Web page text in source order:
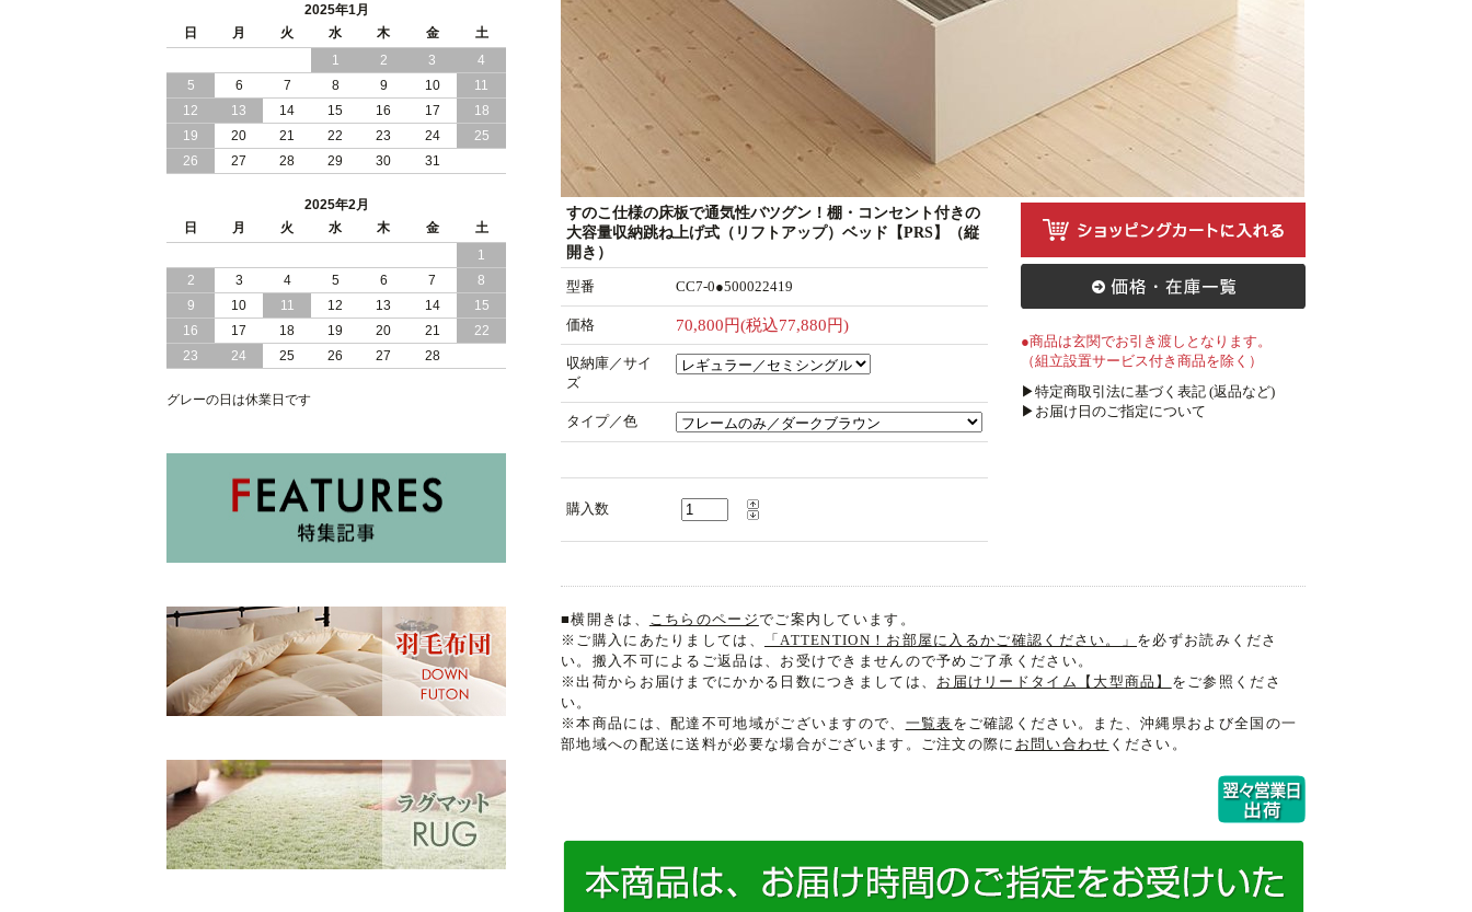
すのこ仕様の床板で通気性バツグン！棚・コンセント付きの
大容量収納跳ね上げ式（リフトアップ）ベッド【PRS】（縦
開き）
型番 CC7-0●500022419
価格 70,800円(税込77,880円)
収納庫／サイ
ズ
タイプ／色
購入数
●商品は玄関でお引き渡しとなります。
（組立設置サービス付き商品を除く）
▶特定商取引法に基づく表記 (返品など)
▶お届け日のご指定について
■横開きは、 こちらのページでご案内しています。
※ご購入にあたりましては、
「ATTENTION！お部屋に入るかご確認ください。」 を必ずお読みくださ
い。搬入不可によるご返品は、お受けできませんので予めご了承ください。
※出荷からお届けまでにかかる日数につきましては、 お届けリードタイム【大型商品】 をご参照くださ
い。
※本商品には、配達不可地域がございますので、 一覧表 をご確認ください。また、沖縄県および全国の一
部地域への配送に送料が必要な場合がございます。ご注文の際に お問い合わせ ください。
2024/12/17
便利な 棚 モダンライト コンセント 付
き 大容量 収納 リフトアップ ベッド 横
開き 日本製
2024/11/07
便利な 棚 モダンライト コンセント 付
き 大容量 収納 リフトアップ 縦開き 日
本製 ベッド
女性人気 日本製 コンパクト な ショー
トサイズ 跳ね上げ 収納 ベッド 横開き
2024/10/17
日本製 コンパクト な ショートサイズ
跳ね上げ 収納 ベッド 横開き ヘッドボ
ード無し
ード 跳ね上げ式 大容量 収納 ベッド
2025年1月
日
月 火 水 木 金
土
1
2 3
4
5
6 7 8 9 10
11
12
13 14 15 16 17
18
19
20 21 22 23 24
25
26
27 28 29 30 31
2025年2月
日
月 火 水 木 金
土
1
2
3 4 5 6 7
8
9
10 11 12 13 14
15
16
17 18 19 20 21
22
23
24 25 26 27 28
グレーの日は休業日です